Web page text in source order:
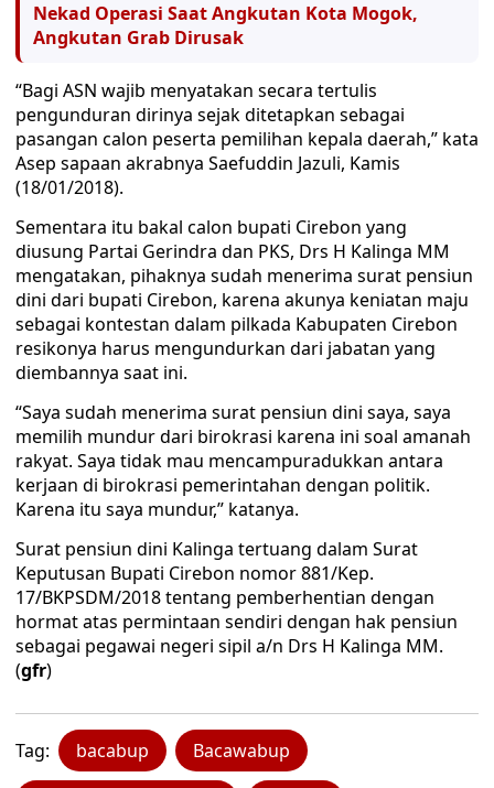
Nekad Operasi Saat Angkutan Kota Mogok,
Angkutan Grab Dirusak
“Bagi ASN wajib menyatakan secara tertulis
pengunduran dirinya sejak ditetapkan sebagai
pasangan calon peserta pemilihan kepala daerah,” kata
Asep sapaan akrabnya Saefuddin Jazuli, Kamis
(18/01/2018).
Sementara itu bakal calon bupati Cirebon yang
diusung Partai Gerindra dan PKS, Drs H Kalinga MM
mengatakan, pihaknya sudah menerima surat pensiun
dini dari bupati Cirebon, karena akunya keniatan maju
sebagai kontestan dalam pilkada Kabupaten Cirebon
resikonya harus mengundurkan dari jabatan yang
diembannya saat ini.
“Saya sudah menerima surat pensiun dini saya, saya
memilih mundur dari birokrasi karena ini soal amanah
rakyat. Saya tidak mau mencampuradukkan antara
kerjaan di birokrasi pemerintahan dengan politik.
Karena itu saya mundur,” katanya.
Surat pensiun dini Kalinga tertuang dalam Surat
Keputusan Bupati Cirebon nomor 881/Kep.
17/BKPSDM/2018 tentang pemberhentian dengan
hormat atas permintaan sendiri dengan hak pensiun
sebagai pegawai negeri sipil a/n Drs H Kalinga MM.
(gfr)
Tag: bacabup Bacawabup